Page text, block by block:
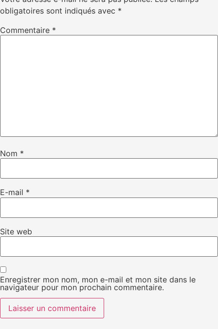
obligatoires sont indiqués avec *
Commentaire *
Nom *
E-mail *
Site web
Enregistrer mon nom, mon e-mail et mon site dans le
navigateur pour mon prochain commentaire.